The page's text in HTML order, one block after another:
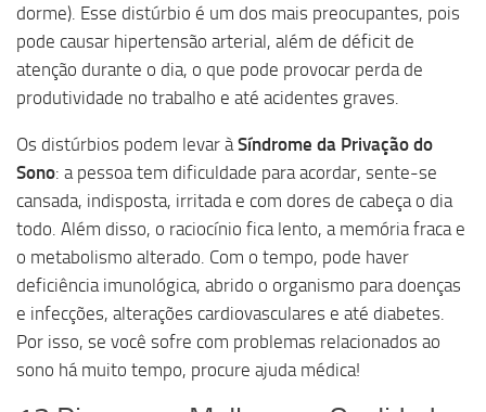
dorme). Esse distúrbio é um dos mais preocupantes, pois
pode causar hipertensão arterial, além de déficit de
atenção durante o dia, o que pode provocar perda de
produtividade no trabalho e até acidentes graves.
Os distúrbios podem levar à Síndrome da Privação do
Sono: a pessoa tem dificuldade para acordar, sente-se
cansada, indisposta, irritada e com dores de cabeça o dia
todo. Além disso, o raciocínio fica lento, a memória fraca e
o metabolismo alterado. Com o tempo, pode haver
deficiência imunológica, abrido o organismo para doenças
e infecções, alterações cardiovasculares e até diabetes.
Por isso, se você sofre com problemas relacionados ao
sono há muito tempo, procure ajuda médica!